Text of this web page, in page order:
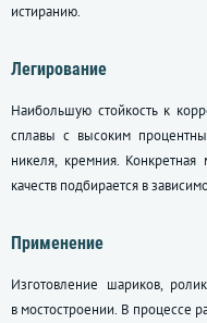
истиранию.
Легирование
Наибольшую стойкость к
сплавы с высоким
никеля, кремния.
качеств подбирается в
Применение
Изготовление шариков,
в мостостроении. В процессе